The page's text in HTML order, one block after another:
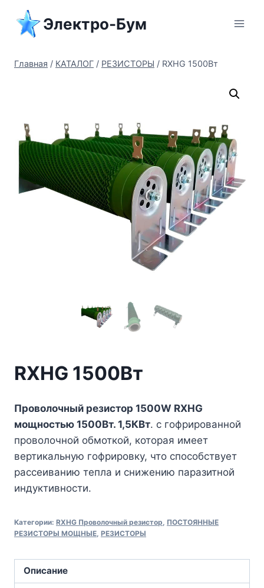
Перейти
содержимому
Электро-Бум
Главная / КАТАЛОГ / РЕЗИСТОРЫ / RXHG 1500Вт
RXHG 1500Вт
Проволочный резистор 1500W RXHG
мощностью 1500Вт. 1,5КВт. с гофрированной
проволочной обмоткой, которая имеет
вертикальную гофрировку, что способствует
рассеиванию тепла и снижению паразитной
индуктивности.
Категории: RXHG Проволочный резистор ПОСТОЯННЫЕ
РЕЗИСТОРЫ МОЩНЫЕ РЕЗИСТОРЫ
Описание